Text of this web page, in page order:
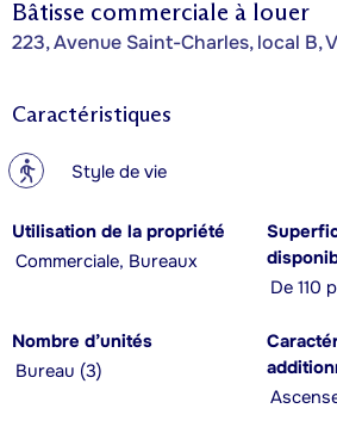
Bâtisse commerciale à louer
223, Avenue Saint-Charles, local B,
Caractéristiques
? Style de vie
Utilisation de la propriété
Commerciale, Bureaux
De 110
Nombre d’unités
Bureau (3)